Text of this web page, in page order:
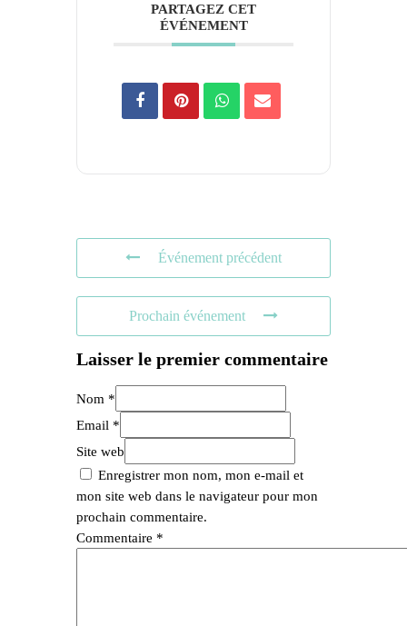
PARTAGEZ CET
ÉVÉNEMENT
Événement précédent
Prochain événement
Laisser le premier commentaire
Nom *
Email *
Site web
Enregistrer mon nom, mon e-mail et
mon site web dans le navigateur pour mon
prochain commentaire.
Commentaire *